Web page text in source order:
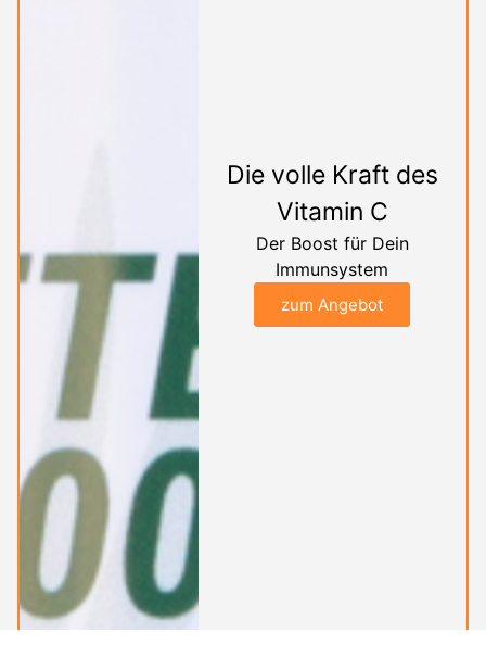
Die volle Kraft des
Vitamin C
Der Boost für Dein
Immunsystem
zum Angebot